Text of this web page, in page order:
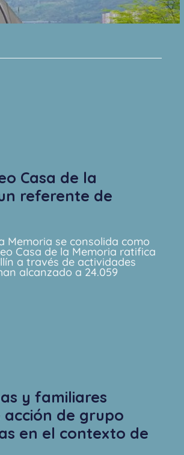
Casa de la
referente de
Memoria se consolida como
Casa de la Memoria ratifica
a través de actividades
alcanzado a 24.059
y familiares
de grupo
en el contexto de